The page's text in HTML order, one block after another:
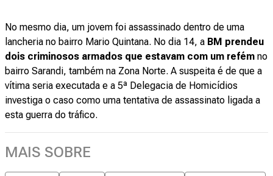
No mesmo dia, um jovem foi assassinado dentro de uma
lancheria no bairro Mario Quintana. No dia 14, a BM prendeu
dois criminosos armados que estavam com um refém no
bairro Sarandi, também na Zona Norte. A suspeita é de que a
vítima seria executada e a 5ª Delegacia de Homicídios
investiga o caso como uma tentativa de assassinato ligada a
esta guerra do tráfico.
MAIS SOBRE